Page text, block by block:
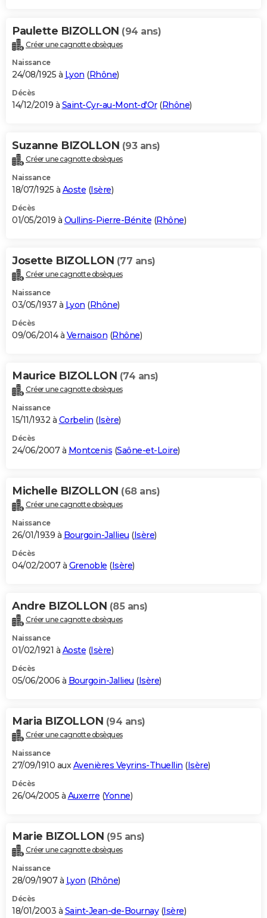
Paulette BIZOLLON (94 ans)
Créer une cagnotte obsèques
Naissance
24/08/1925 à Lyon (Rhône)
Décès
14/12/2019 à Saint-Cyr-au-Mont-d'Or(Rhône)
Suzanne BIZOLLON (93 ans)
Créer une cagnotte obsèques
Naissance
18/07/1925 à Aoste (Isère)
Décès
01/05/2019 à Oullins-Pierre-Bénite (Rhône)
Josette BIZOLLON (77 ans)
Créer une cagnotte obsèques
Naissance
03/05/1937 à Lyon (Rhône)
Décès
09/06/2014 à Vernaison (Rhône)
Maurice BIZOLLON (74 ans)
Créer une cagnotte obsèques
Naissance
15/11/1932 à Corbelin (Isère)
Décès
24/06/2007 à Montcenis (Saône-et-Loire)
Michelle BIZOLLON (68 ans)
Créer une cagnotte obsèques
Naissance
26/01/1939 à Bourgoin-Jallieu (Isère)
Décès
04/02/2007 à Grenoble (Isère)
Andre BIZOLLON (85 ans)
Créer une cagnotte obsèques
Naissance
01/02/1921 à Aoste (Isère)
Décès
05/06/2006 à Bourgoin-Jallieu (Isère)
Maria BIZOLLON (94 ans)
Créer une cagnotte obsèques
Naissance
27/09/1910 auxAvenières Veyrins-Thuellin (Isère)
Décès
26/04/2005 à Auxerre (Yonne)
Marie BIZOLLON (95 ans)
Créer une cagnotte obsèques
Naissance
28/09/1907 à Lyon (Rhône)
Décès
18/01/2003 à Saint-Jean-de-Bournay(Isère)